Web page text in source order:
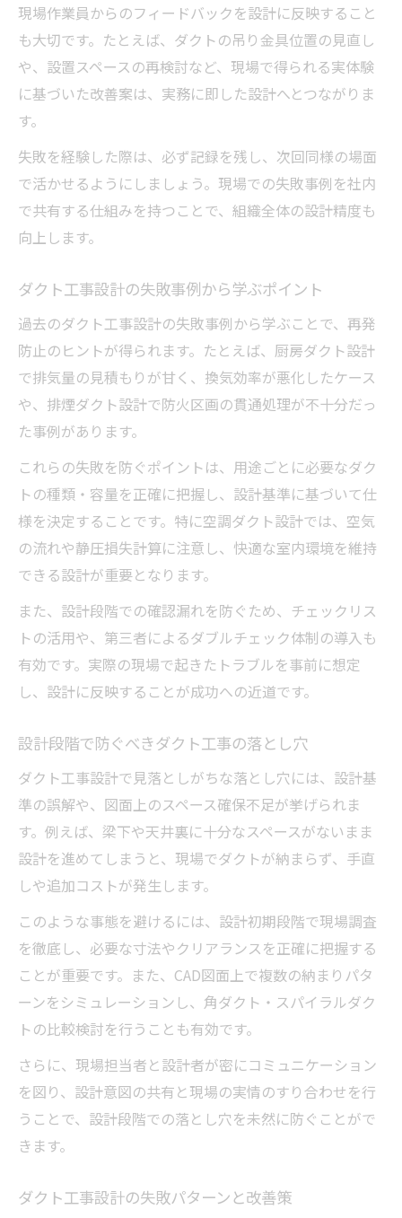
現場作業員からのフィードバックを設計に反映すること
も大切です。たとえば、ダクトの吊り金具位置の見直し
や、設置スペースの再検討など、現場で得られる実体験
に基づいた改善案は、実務に即した設計へとつながりま
す。
失敗を経験した際は、必ず記録を残し、次回同様の場面
で活かせるようにしましょう。現場での失敗事例を社内
で共有する仕組みを持つことで、組織全体の設計精度も
向上します。
ダクト工事設計の失敗事例から学ぶポイント
過去のダクト工事設計の失敗事例から学ぶことで、再発
防止のヒントが得られます。たとえば、厨房ダクト設計
で排気量の見積もりが甘く、換気効率が悪化したケース
や、排煙ダクト設計で防火区画の貫通処理が不十分だっ
た事例があります。
これらの失敗を防ぐポイントは、用途ごとに必要なダク
トの種類・容量を正確に把握し、設計基準に基づいて仕
様を決定することです。特に空調ダクト設計では、空気
の流れや静圧損失計算に注意し、快適な室内環境を維持
できる設計が重要となります。
また、設計段階での確認漏れを防ぐため、チェックリス
トの活用や、第三者によるダブルチェック体制の導入も
有効です。実際の現場で起きたトラブルを事前に想定
し、設計に反映することが成功への近道です。
設計段階で防ぐべきダクト工事の落とし穴
ダクト工事設計で見落としがちな落とし穴には、設計基
準の誤解や、図面上のスペース確保不足が挙げられま
す。例えば、梁下や天井裏に十分なスペースがないまま
設計を進めてしまうと、現場でダクトが納まらず、手直
しや追加コストが発生します。
このような事態を避けるには、設計初期段階で現場調査
を徹底し、必要な寸法やクリアランスを正確に把握する
ことが重要です。また、CAD図面上で複数の納まりパタ
ーンをシミュレーションし、角ダクト・スパイラルダク
トの比較検討を行うことも有効です。
さらに、現場担当者と設計者が密にコミュニケーション
を図り、設計意図の共有と現場の実情のすり合わせを行
うことで、設計段階での落とし穴を未然に防ぐことがで
きます。
ダクト工事設計の失敗パターンと改善策